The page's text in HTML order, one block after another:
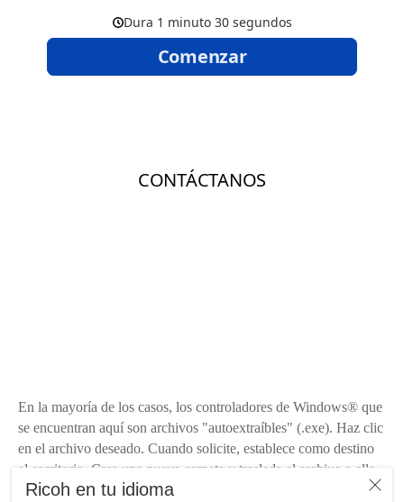
Ricoh en tu idioma
En la mayoría de los casos, los controladores de Windows® que
se encuentran aquí son archivos "autoextraíbles" (.exe). Haz clic
en el archivo deseado. Cuando solicite, establece como destino
el escritorio. Crea una nueva carpeta y traslada el archivo a ella.
Haz clic en el archivo para extraer automáticamente el software